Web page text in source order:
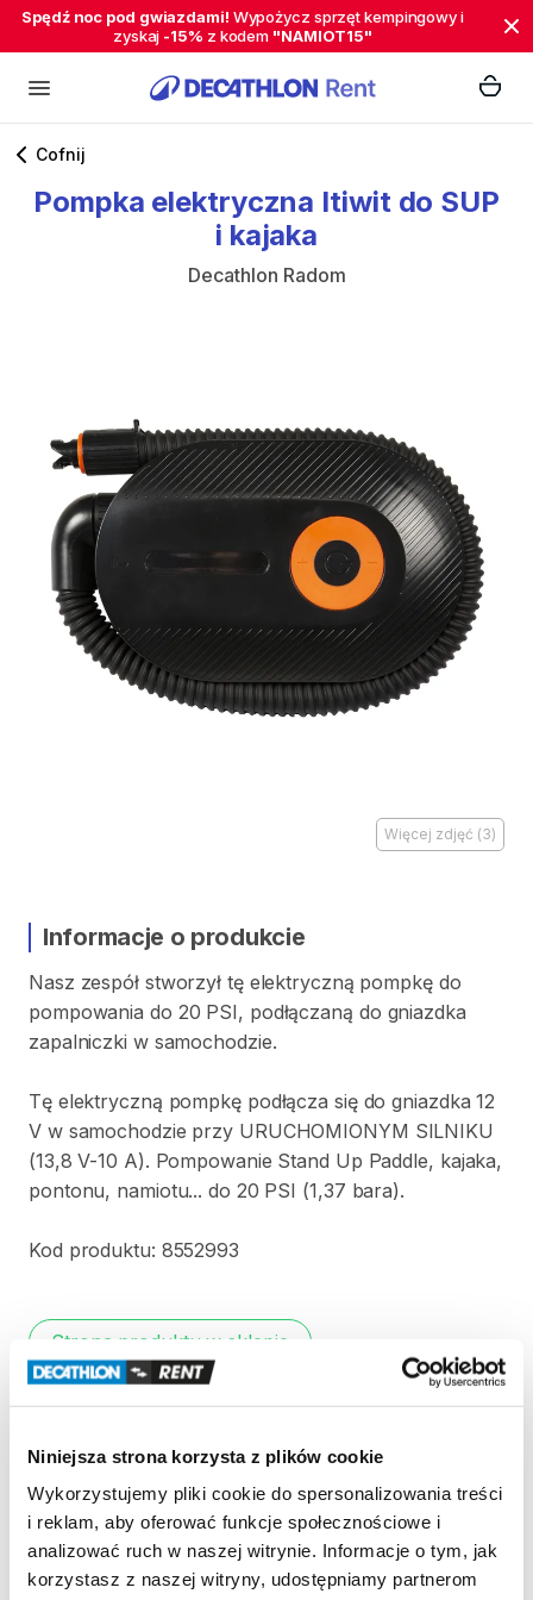
Niniejsza strona korzysta z plików cookie
Wykorzystujemy pliki cookie do spersonalizowania treści
i reklam, aby oferować funkcje społecznościowe i
analizować ruch w naszej witrynie. Informacje o tym, jak
korzystasz z naszej witryny, udostępniamy partnerom
Spędź noc pod gwiazdami! Wypożycz sprzęt kempingowy i
zyskaj -15% z kodem "NAMIOT15"
Cofnij
Pompka elektryczna Itiwit do SUP
i kajaka
Decathlon Radom
Więcej zdjęć (3)
Informacje o produkcie
Nasz zespół stworzył tę elektryczną pompkę do
pompowania do 20 PSI​,​ podłączaną do gniazdka
zapalniczki w samochodzie.
Tę elektryczną pompkę podłącza się do gniazdka 12
V w samochodzie przy URUCHOMIONYM SILNIKU
(13​,​8 V-10 A). Pompowanie Stand Up Paddle​,​ kajaka​,​
pontonu​,​ namiotu... do 20 PSI (1​,​37 bara).
Kod produktu: 8552993
Strona produktu w sklepie
REGULAMIN
Regulamin wypożyczalni